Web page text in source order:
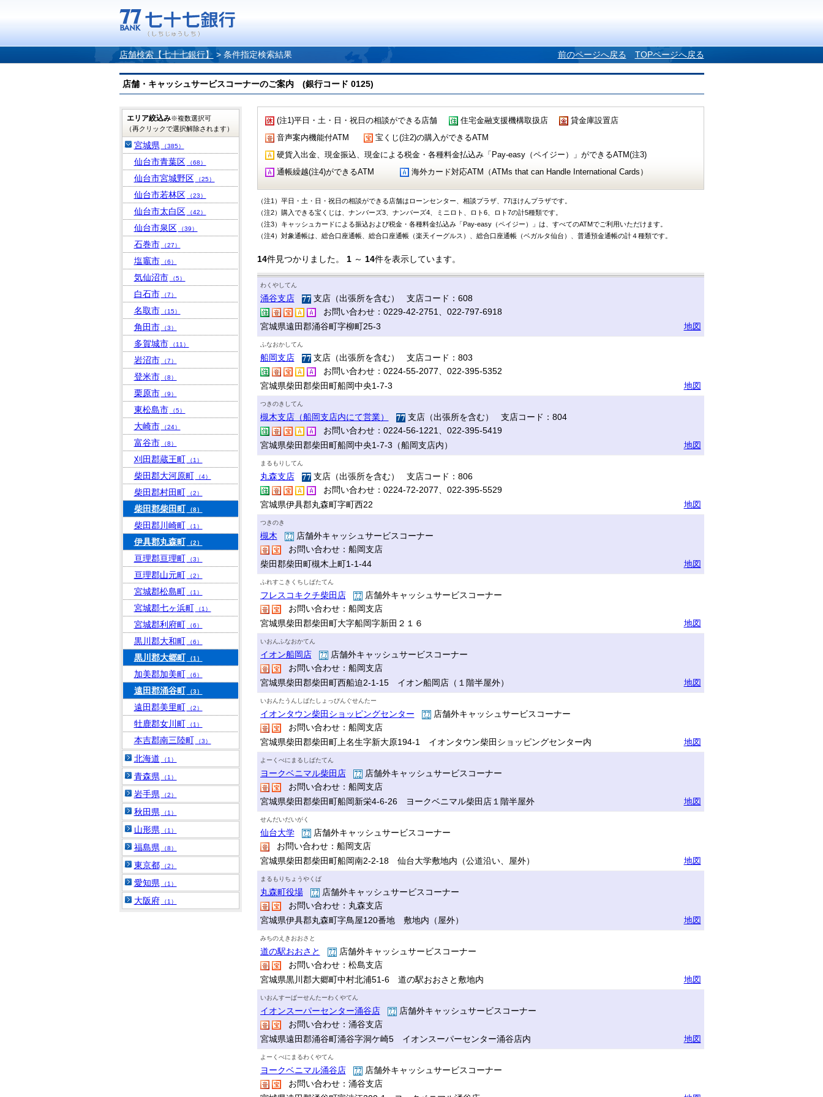
店舗検索【七十七銀行】 > 条件指定検索結果 前のページへ戻る TOPページへ戻る
店舗・キャッシュサービスコーナーのご案内 (銀行コード 0125)
(注1)平日・土・日・祝日の相談ができる店舗 住宅金融支援機構取扱店
貸金庫設置店
音声案内機能付ATM
宝くじ(注2)の購入ができるATM
硬貨入出金、現金振込、現金による税金・各種料金払込み「Pay-easy（ペイジー）」ができるATM(注3)
通帳繰越(注4)ができるATM
海外カード対応ATM（ATMs that can Handle International Cards）
（注1）平日・土・日・祝日の相談ができる店舗はローンセンター、相談プラザ、77ほけんプラザです。
（注2）購入できる宝くじは、ナンバーズ3、ナンバーズ4、ミニロト、ロト6、ロト7の計5種類です。
（注3）キャッシュカードによる振込および税金・各種料金払込み「Pay-easy（ペイジー）」は、すべてのATMでご利用いただけます。
（注4）対象通帳は、総合口座通帳、総合口座通帳（楽天イーグルス）、総合口座通帳（ベガルタ仙台）、普通預金通帳の計４種類です。
14件見つかりました。 1～ 14件を表示しています。
わくやしてん
涌谷支店
支店（出張所を含む） 支店コード：608
お問い合わせ：0229-42-2751、022-797-6918
宮城県遠田郡涌谷町字柳町25-3
地図
ふなおかしてん
船岡支店
支店（出張所を含む） 支店コード：803
お問い合わせ：0224-55-2077、022-395-5352
宮城県柴田郡柴田町船岡中央1-7-3
地図
つきのきしてん
槻木支店（船岡支店内にて営業）
支店（出張所を含む） 支店コード：804
お問い合わせ：0224-56-1221、022-395-5419
宮城県柴田郡柴田町船岡中央1-7-3（船岡支店内）
地図
まるもりしてん
丸森支店
支店（出張所を含む） 支店コード：806
お問い合わせ：0224-72-2077、022-395-5529
宮城県伊具郡丸森町字町西22
地図
つきのき
槻木
店舗外キャッシュサービスコーナー
お問い合わせ：船岡支店
柴田郡柴田町槻木上町1-1-44
地図
ふれすこきくちしばたてん
フレスコキクチ柴田店
店舗外キャッシュサービスコーナー
お問い合わせ：船岡支店
宮城県柴田郡柴田町大字船岡字新田２１６
地図
いおんふなおかてん
イオン船岡店
店舗外キャッシュサービスコーナー
お問い合わせ：船岡支店
宮城県柴田郡柴田町西船迫2-1-15 イオン船岡店（１階半屋外）
地図
いおんたうんしばたしょっぴんぐせんたー
イオンタウン柴田ショッピングセンター
店舗外キャッシュサービスコーナー
お問い合わせ：船岡支店
宮城県柴田郡柴田町上名生字新大原194-1 イオンタウン柴田ショッピングセンター内
地図
よーくべにまるしばたてん
ヨークベニマル柴田店
店舗外キャッシュサービスコーナー
お問い合わせ：船岡支店
宮城県柴田郡柴田町船岡新栄4-6-26 ヨークベニマル柴田店１階半屋外
地図
せんだいだいがく
仙台大学
店舗外キャッシュサービスコーナー
お問い合わせ：船岡支店
宮城県柴田郡柴田町船岡南2-2-18 仙台大学敷地内（公道沿い、屋外）
地図
まるもりちょうやくば
丸森町役場
店舗外キャッシュサービスコーナー
お問い合わせ：丸森支店
宮城県伊具郡丸森町字鳥屋120番地 敷地内（屋外）
地図
みちのえきおおさと
道の駅おおさと
店舗外キャッシュサービスコーナー
お問い合わせ：松島支店
宮城県黒川郡大郷町中村北浦51-6 道の駅おおさと敷地内
地図
いおんすーぱーせんたーわくやてん
イオンスーパーセンター涌谷店
店舗外キャッシュサービスコーナー
お問い合わせ：涌谷支店
宮城県遠田郡涌谷町涌谷字洞ケ崎5 イオンスーパーセンター涌谷店内
地図
よーくべにまるわくやてん
ヨークベニマル涌谷店
店舗外キャッシュサービスコーナー
お問い合わせ：涌谷支店
エリア絞込み※複数選択可
（再クリックで選択解除されます）
宮城県 （385）
仙台市青葉区 （68）
仙台市宮城野区 （25）
仙台市若林区 （23）
仙台市太白区 （42）
仙台市泉区 （39）
石巻市 （27）
塩竈市 （6）
気仙沼市 （5）
白石市 （7）
名取市 （15）
角田市 （3）
多賀城市 （11）
岩沼市 （7）
登米市 （8）
栗原市 （9）
東松島市 （5）
大崎市 （24）
富谷市 （8）
刈田郡蔵王町 （1）
柴田郡大河原町 （4）
柴田郡村田町 （2）
柴田郡柴田町 （8）
柴田郡川崎町 （1）
伊具郡丸森町 （2）
亘理郡亘理町 （3）
亘理郡山元町 （2）
宮城郡松島町 （1）
宮城郡七ヶ浜町 （1）
宮城郡利府町 （6）
黒川郡大和町 （6）
黒川郡大郷町 （1）
加美郡加美町 （6）
遠田郡涌谷町 （3）
遠田郡美里町 （2）
牡鹿郡女川町 （1）
本吉郡南三陸町 （3）
北海道 （1）
青森県 （1）
岩手県 （2）
秋田県 （1）
山形県 （1）
福島県 （8）
東京都 （2）
愛知県 （1）
大阪府 （1）